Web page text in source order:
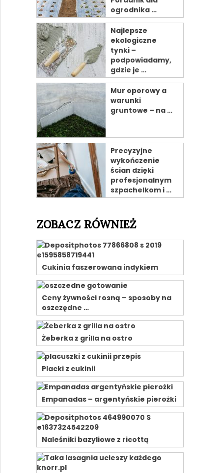
ogrodnika …
Najlepsze
ekologiczne
tynki –
podpowiadamy,
gdzie je …
Mur oporowy a
warunki
gruntowe – na …
Precyzyjne
wykończenie
ścian dzięki
profesjonalnym
szpachelkom i …
ZOBACZ RÓWNIEŻ
Cukinia faszerowana indykiem
Ceny żywności rosną – sposoby na
oszczędne …
Żeberka z grilla na ostro
Placki z cukinii
Empanadas – argentyńskie pierożki
Naleśniki bazyliowe z ricottą